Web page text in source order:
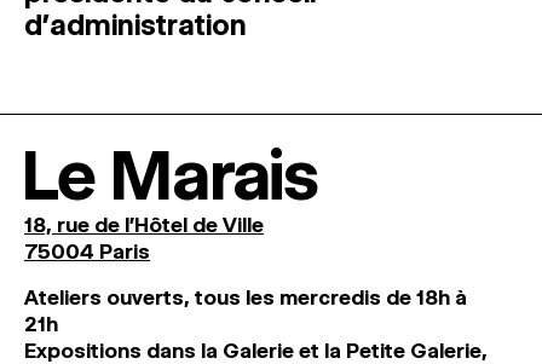
d’administration
Le Marais
18, rue de l'Hôtel de Ville
75004 Paris
Ateliers ouverts, tous les mercredis de 18h à
21h
Expositions dans la Galerie et la Petite Galerie,